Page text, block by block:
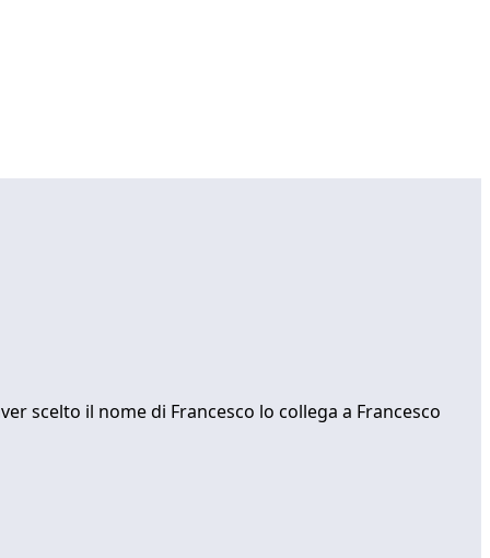
scelto il nome di Francesco lo collega a Francesco